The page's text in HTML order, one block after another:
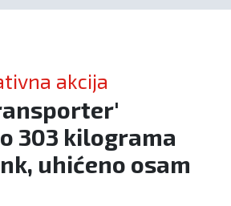
akcija
303 kilograma
uhićeno osam